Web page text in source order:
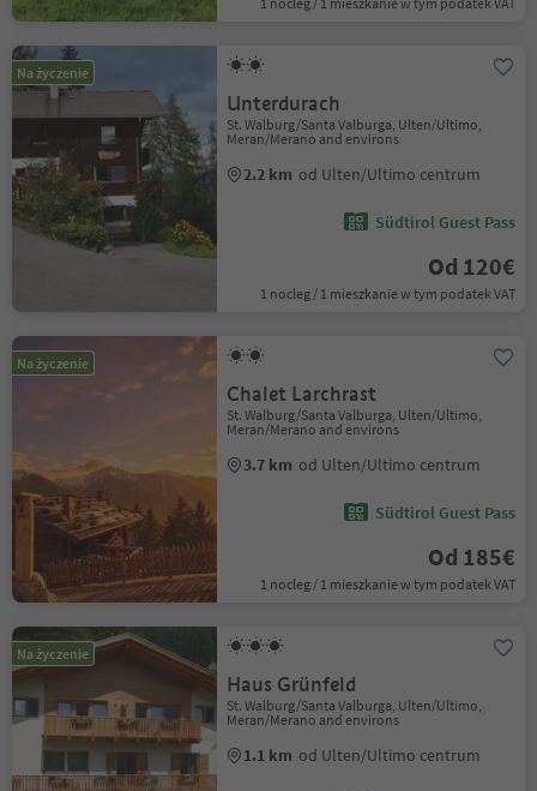
Na życzenie
Unterdurach
St. Walburg/Santa Valburga, Ulten/Ultimo,
Meran/Merano and environs
2.2 km od Ulten/Ultimo centrum
Südtirol Guest Pass
Od 120€
1 nocleg / 1 mieszkanie w tym podatek VAT
Na życzenie
Chalet Larchrast
St. Walburg/Santa Valburga, Ulten/Ultimo,
Meran/Merano and environs
3.7 km od Ulten/Ultimo centrum
Südtirol Guest Pass
Od 185€
1 nocleg / 1 mieszkanie w tym podatek VAT
Na życzenie
Haus Grünfeld
St. Walburg/Santa Valburga, Ulten/Ultimo,
Meran/Merano and environs
1.1 km od Ulten/Ultimo centrum